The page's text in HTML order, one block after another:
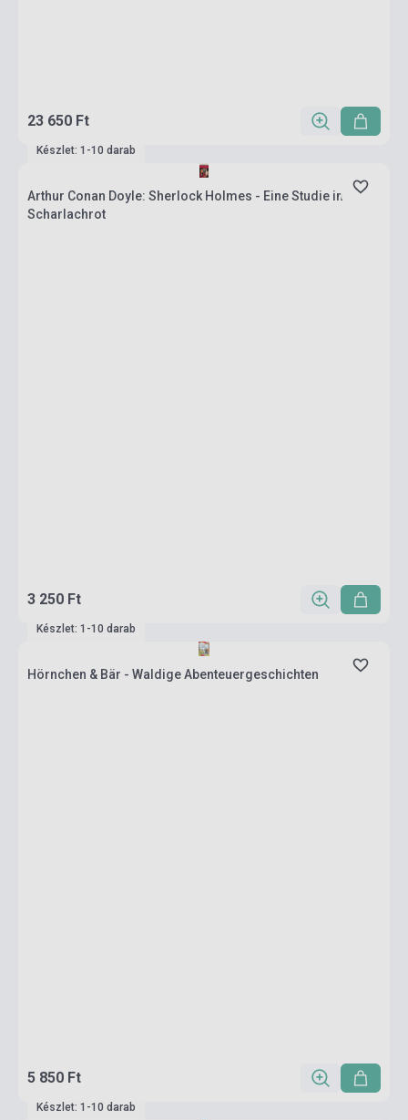
23 650 Ft
Készlet: 1-10 darab
Arthur Conan Doyle: Sherlock Holmes - Eine Studie in
Scharlachrot
3 250 Ft
Készlet: 1-10 darab
Hörnchen & Bär - Waldige Abenteuergeschichten
5 850 Ft
Készlet: 1-10 darab